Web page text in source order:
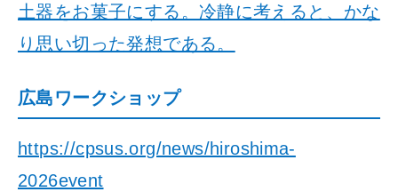
土器をお菓子にする。冷静に考えると、かな
り思い切った発想である。
広島ワークショップ
https://cpsus.org/news/hiroshima-
2026event